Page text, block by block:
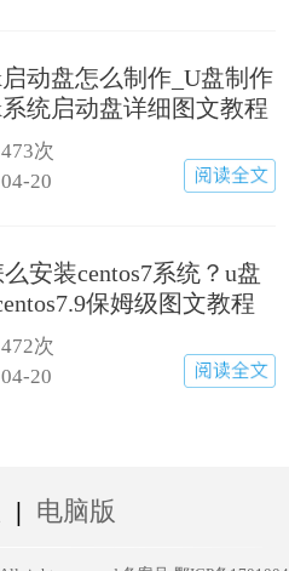
动盘怎么制作_U盘制作
统启动盘详细图文教程
473次
20
安装centos7系统？u盘
保姆级图文教程
472次
20
| 电脑版